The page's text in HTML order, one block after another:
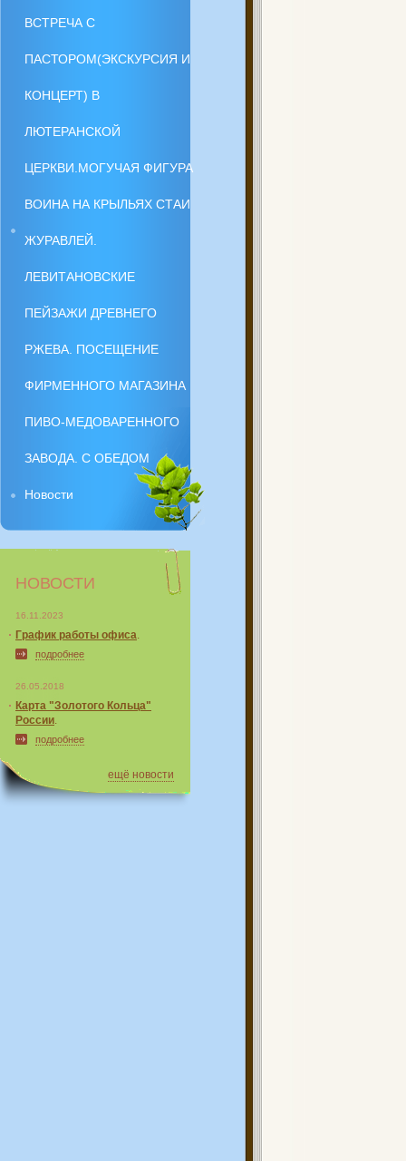
ВСТРЕЧА С
ПАСТОРОМ(ЭКСКУРСИЯ И
КОНЦЕРТ) В
ЛЮТЕРАНСКОЙ
ЦЕРКВИ.МОГУЧАЯ ФИГУРА
ВОИНА НА КРЫЛЬЯХ СТАИ
ЖУРАВЛЕЙ.
ЛЕВИТАНОВСКИЕ
ПЕЙЗАЖИ ДРЕВНЕГО
РЖЕВА. ПОСЕЩЕНИЕ
ФИРМЕННОГО МАГАЗИНА
ПИВО-МЕДОВАРЕННОГО
ЗАВОДА. С ОБЕДОМ
Новости
НОВОСТИ
16.11.2023
График работы офиса.
подробнее
26.05.2018
Карта "Золотого Кольца"
России.
подробнее
ещё новости